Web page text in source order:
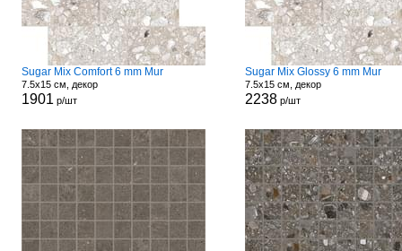
Sugar Mix Comfort 6 mm Mur
7.5x15 см, декор
1901 р/шт
Sugar Mix Glossy 6 mm Mur
7.5x15 см, декор
2238р/шт